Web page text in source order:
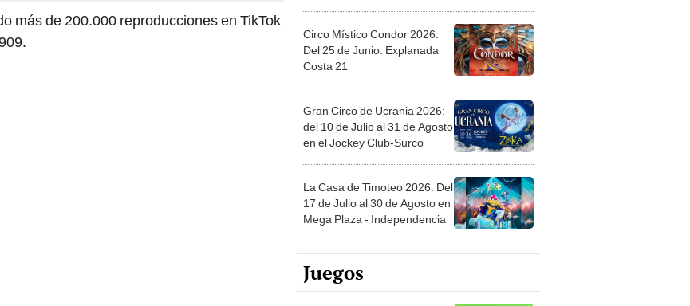
más de 200.000 reproducciones en TikTok
Circo Místico Condor 2026:
Del 25 de Junio. Explanada
Costa 21
Gran Circo de Ucrania 2026:
del 10 de Julio al 31 de Agosto
en el Jockey Club-Surco
La Casa de Timoteo 2026: Del
17 de Julio al 30 de Agosto en
Mega Plaza - Independencia
Juegos